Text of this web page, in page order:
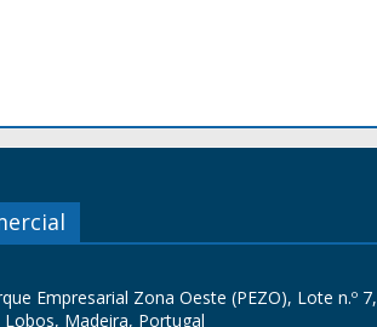
Empresarial Zona Oeste (PEZO), Lote n.º 7,
Madeira, Portugal